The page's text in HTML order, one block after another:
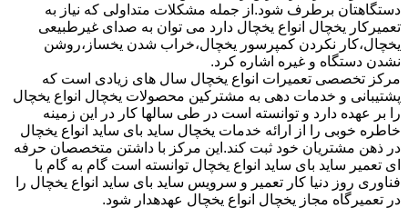
دستگاهتان برطرف شود.از جمله مشکلات متداولی که نیاز به
تعمیرکار یخچال انواع یخچال دارد می توان به صدای غیرطبیعی
یخچال،کار نکردن کمپرسور یخچال،خراب شدن یخساز،روشن
نشدن دستگاه و غیره اشاره کرد.
مرکز تخصصی تعمیرات انواع یخچال سال های زیادی است که
پشتیبانی و خدمات دهی به مشترکین محصولات یخچال انواع یخچال
را بر عهده دارد و توانسته است در طی سالها کار در این زمینه
خاطره خوبی را از ارائه خدمات یخچال ساید بای ساید انواع یخچال
در ذهن مشتریان خود ثبت کند.این مرکز با داشتن متخصصان حرفه
ای تعمیر ساید بای ساید انواع یخچال توانسته است گام به گام با
فناوری روز دنیا کار تعمیر و سرویس ساید بای ساید انواع یخچال را
در تعمیرگاه مجاز یخچال انواع یخچال عهدهدار شود.